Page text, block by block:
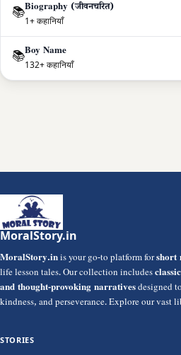
📚Biography (जीवनचरित)
1+ कहानियाँ
📚Boy Name
132+ कहानियाँ
MoralStory.in
MoralStory.inis your go-to platform forshort
life lesson tales. Our collection includes
and thought-provoking narrativesdesigned
kindness, and perseverance. Explore our vast
STORIES